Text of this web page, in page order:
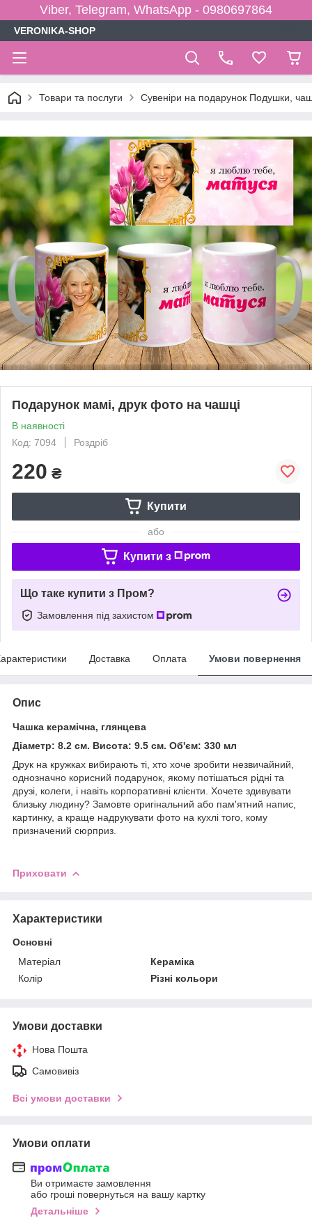
Viber, Telegram, WhatsApp - 0980697864
VERONIKA-SHOP
Товари та послуги Сувеніри на подарунок Подушки,
Подарунок мамі, друк фото на чашці
В наявності
Код: 7094
Роздріб
220 ₴
Купити
або
Купити з
Що таке купити з Пром?
Замовлення під захистом
Доставка Оплата Умови повернення
Опис
Чашка керамічна, глянцева
Діаметр: 8.2 см. Висота: 9.5 см. Об'єм: 330 мл
Друк на кружках вибирають ті, хто хоче зробити незвичайний,
однозначно корисний подарунок, якому потішаться рідні та
друзі, колеги, і навіть корпоративні клієнти. Хочете здивувати
близьку людину? Замовте оригінальний або пам'ятний напис,
картинку, а краще надрукувати фото на кухлі того, кому
призначений сюрприз.
Приховати
Характеристики
Основні
Матеріал
Кераміка
Колір
Різні кольори
Умови доставки
Нова Пошта
Самовивіз
Всі умови доставки
Умови оплати
Ви отримаєте замовлення
або гроші повернуться на вашу картку
Детальніше